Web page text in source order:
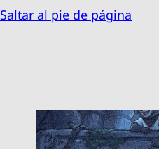
Saltar al pie de página